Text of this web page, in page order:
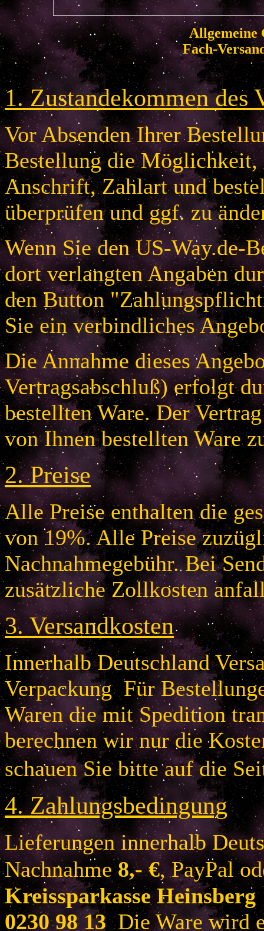
Allgemeine
Fach-
1. Zustandekommen des
Vor Absenden Ihrer
Bestellung die Möglichkeit,
Anschrift, Zahlart und
überprüfen und ggf. zu
Wenn Sie den US-Way.de-
dort verlangten Angaben
den Button
Sie ein verbindliches
Die Annahme dieses
Vertragsabschluß) erfolgt
bestellten Ware. Der
von Ihnen bestellten Ware
2.Preise
Alle Preise enthalten die
von 19%. Alle Preise
Nachnahmegebühr. Bei
zusätzliche Zollkosten
3.Versandkosten
Innerhalb Deutschland
Verpackung Für
Waren die mit Spedition
berechnen wir nur die
schauen Sie bitte auf die
4.Zahlungsbedingung
Lieferungen innerhalb
Nachnahme 8,- €, PayPal
Kreissparkasse
0230 98 13Die Ware wird